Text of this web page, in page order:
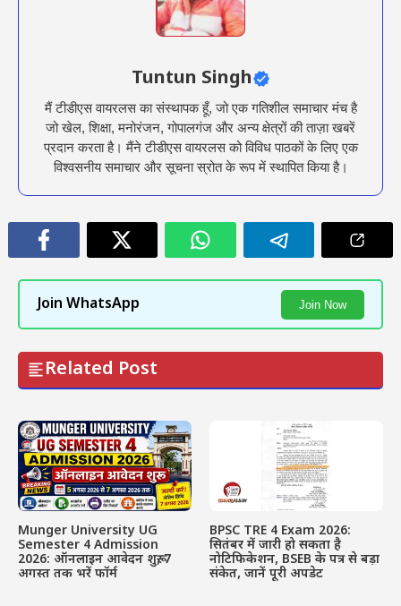
Tuntun Singh
मैं टीडीएस वायरलस का संस्थापक हूँ, जो एक गतिशील समाचार मंच है
जो खेल, शिक्षा, मनोरंजन, गोपालगंज और अन्य क्षेत्रों की ताज़ा खबरें
प्रदान करता है। मैंने टीडीएस वायरलस को विविध पाठकों के लिए एक
विश्वसनीय समाचार और सूचना स्रोत के रूप में स्थापित किया है।
Join WhatsApp Join Now
Related Post
Munger University UG
Semester 4 Admission
2026: ऑनलाइन आवेदन शुरू, 7
अगस्त तक भरें फॉर्म
BPSC TRE 4 Exam 2026:
सितंबर में जारी हो सकता है
नोटिफिकेशन, BSEB के पत्र से बड़ा
संकेत, जानें पूरी अपडेट